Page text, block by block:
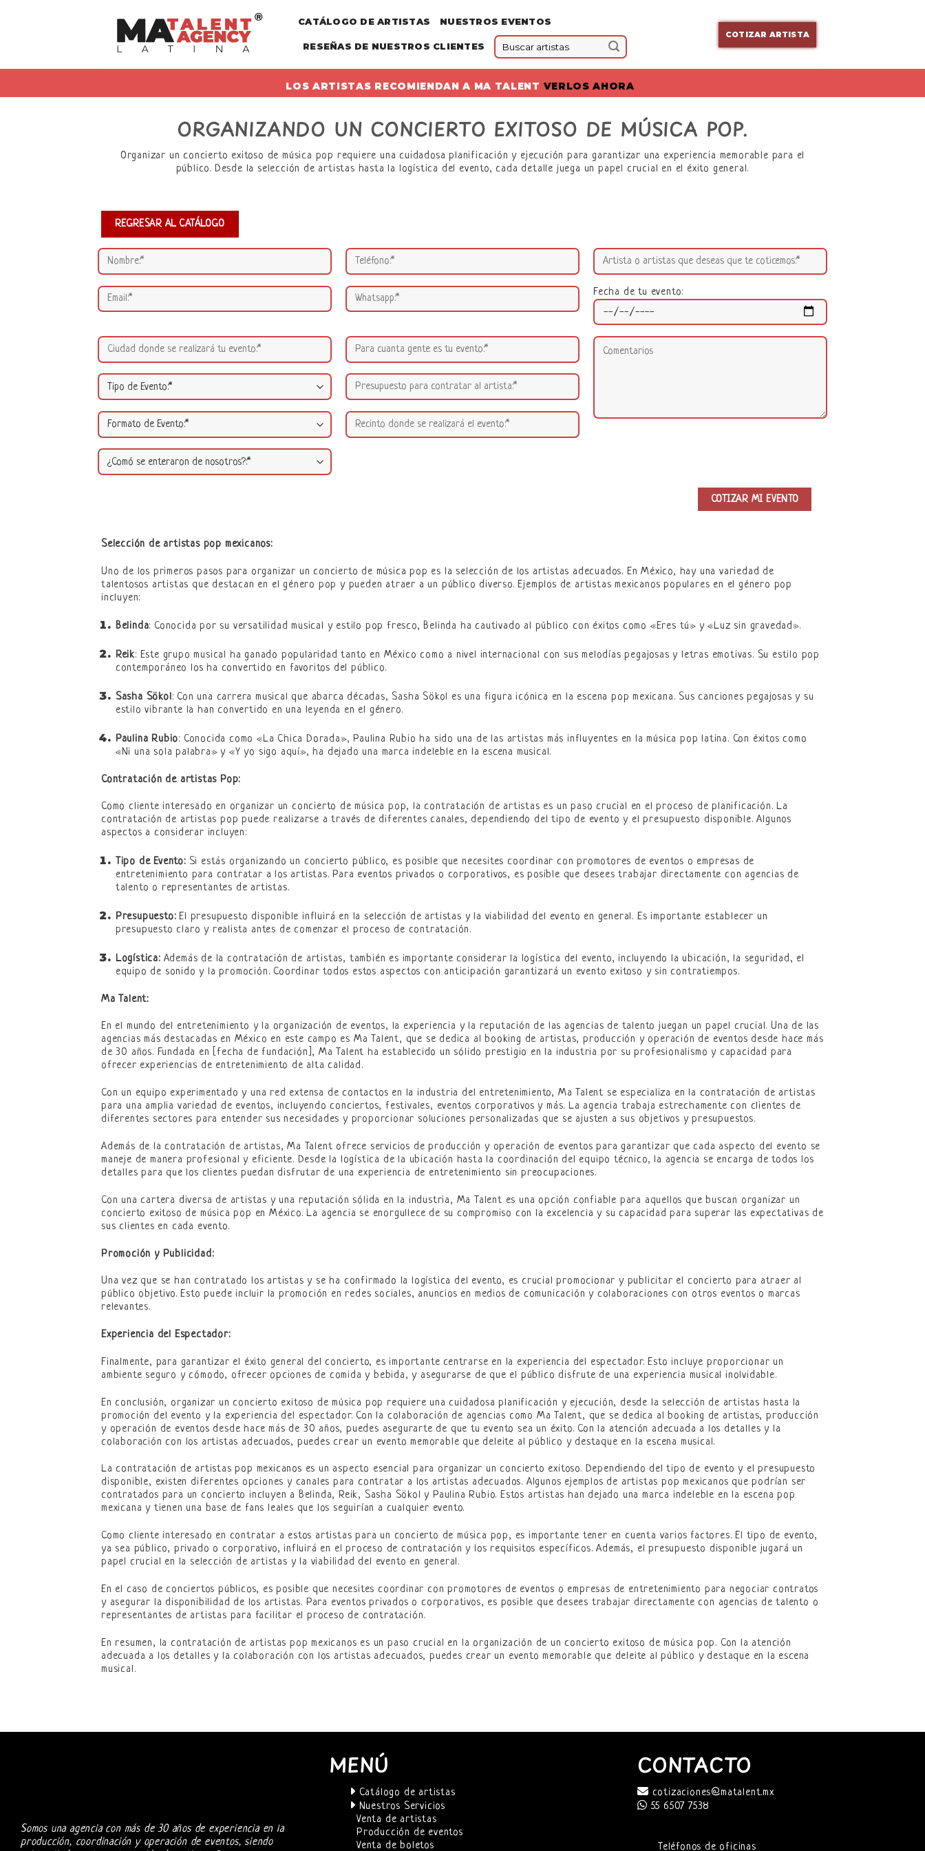
CATÁLOGO DE ARTISTAS NUESTROS EVENTOS
RESEÑAS DE NUESTROS CLIENTES
COTIZAR ARTISTA
LOS ARTISTAS RECOMIENDAN A MA TALENT VERLOS AHORA
ORGANIZANDO UN CONCIERTO EXITOSO DE MÚSICA POP.
Organizar un concierto exitoso de música pop requiere una cuidadosa planificación y ejecución para garantizar una experiencia memorable para el
público. Desde la selección de artistas hasta la logística del evento, cada detalle juega un papel crucial en el éxito general.
REGRESAR AL CATÁLOGO
Fecha de tu evento:
Selección de artistas pop mexicanos:
Uno de los primeros pasos para organizar un concierto de música pop es la selección de los artistas adecuados. En México, hay una variedad de
talentosos artistas que destacan en el género pop y pueden atraer a un público diverso. Ejemplos de artistas mexicanos populares en el género pop
incluyen:
Belinda: Conocida por su versatilidad musical y estilo pop fresco, Belinda ha cautivado al público con éxitos como «Eres tú» y «Luz sin gravedad».
Reik: Este grupo musical ha ganado popularidad tanto en México como a nivel internacional con sus melodías pegajosas y letras emotivas. Su estilo pop
contemporáneo los ha convertido en favoritos del público.
Sasha Sökol: Con una carrera musical que abarca décadas, Sasha Sökol es una figura icónica en la escena pop mexicana. Sus canciones pegajosas y su
estilo vibrante la han convertido en una leyenda en el género.
Paulina Rubio: Conocida como «La Chica Dorada», Paulina Rubio ha sido una de las artistas más influyentes en la música pop latina. Con éxitos como
«Ni una sola palabra» y «Y yo sigo aquí», ha dejado una marca indeleble en la escena musical.
Contratación de artistas Pop:
Como cliente interesado en organizar un concierto de música pop, la contratación de artistas es un paso crucial en el proceso de planificación. La
contratación de artistas pop puede realizarse a través de diferentes canales, dependiendo del tipo de evento y el presupuesto disponible. Algunos
aspectos a considerar incluyen:
Tipo de Evento:Si estás organizando un concierto público, es posible que necesites coordinar con promotores de eventos o empresas de
entretenimiento para contratar a los artistas. Para eventos privados o corporativos, es posible que desees trabajar directamente con agencias de
talento o representantes de artistas.
Presupuesto:El presupuesto disponible influirá en la selección de artistas y la viabilidad del evento en general. Es importante establecer un
presupuesto claro y realista antes de comenzar el proceso de contratación.
Logística:Además de la contratación de artistas, también es importante considerar la logística del evento, incluyendo la ubicación, la seguridad, el
equipo de sonido y la promoción. Coordinar todos estos aspectos con anticipación garantizará un evento exitoso y sin contratiempos.
Ma Talent:
En el mundo del entretenimiento y la organización de eventos, la experiencia y la reputación de las agencias de talento juegan un papel crucial. Una de las
agencias más destacadas en México en este campo es Ma Talent, que se dedica al booking de artistas, producción y operación de eventos desde hace más
de 30 años. Fundada en [fecha de fundación], Ma Talent ha establecido un sólido prestigio en la industria por su profesionalismo y capacidad para
ofrecer experiencias de entretenimiento de alta calidad.
Con un equipo experimentado y una red extensa de contactos en la industria del entretenimiento, Ma Talent se especializa en la contratación de artistas
para una amplia variedad de eventos, incluyendo conciertos, festivales, eventos corporativos y más. La agencia trabaja estrechamente con clientes de
diferentes sectores para entender sus necesidades y proporcionar soluciones personalizadas que se ajusten a sus objetivos y presupuestos.
Además de la contratación de artistas, Ma Talent ofrece servicios de producción y operación de eventos para garantizar que cada aspecto del evento se
maneje de manera profesional y eficiente. Desde la logística de la ubicación hasta la coordinación del equipo técnico, la agencia se encarga de todos los
detalles para que los clientes puedan disfrutar de una experiencia de entretenimiento sin preocupaciones.
Con una cartera diversa de artistas y una reputación sólida en la industria, Ma Talent es una opción confiable para aquellos que buscan organizar un
concierto exitoso de música pop en México. La agencia se enorgullece de su compromiso con la excelencia y su capacidad para superar las expectativas de
sus clientes en cada evento.
Promoción y Publicidad:
Una vez que se han contratado los artistas y se ha confirmado la logística del evento, es crucial promocionar y publicitar el concierto para atraer al
público objetivo. Esto puede incluir la promoción en redes sociales, anuncios en medios de comunicación y colaboraciones con otros eventos o marcas
relevantes.
Experiencia del Espectador:
Finalmente, para garantizar el éxito general del concierto, es importante centrarse en la experiencia del espectador. Esto incluye proporcionar un
ambiente seguro y cómodo, ofrecer opciones de comida y bebida, y asegurarse de que el público disfrute de una experiencia musical inolvidable.
En conclusión, organizar un concierto exitoso de música pop requiere una cuidadosa planificación y ejecución, desde la selección de artistas hasta la
promoción del evento y la experiencia del espectador. Con la colaboración de agencias como Ma Talent, que se dedica al booking de artistas, producción
y operación de eventos desde hace más de 30 años, puedes asegurarte de que tu evento sea un éxito. Con la atención adecuada a los detalles y la
colaboración con los artistas adecuados, puedes crear un evento memorable que deleite al público y destaque en la escena musical.
La contratación de artistas pop mexicanos es un aspecto esencial para organizar un concierto exitoso. Dependiendo del tipo de evento y el presupuesto
disponible, existen diferentes opciones y canales para contratar a los artistas adecuados. Algunos ejemplos de artistas pop mexicanos que podrían ser
contratados para un concierto incluyen a Belinda, Reik, Sasha Sökol y Paulina Rubio. Estos artistas han dejado una marca indeleble en la escena pop
mexicana y tienen una base de fans leales que los seguirían a cualquier evento.
Como cliente interesado en contratar a estos artistas para un concierto de música pop, es importante tener en cuenta varios factores. El tipo de evento,
ya sea público, privado o corporativo, influirá en el proceso de contratación y los requisitos específicos. Además, el presupuesto disponible jugará un
papel crucial en la selección de artistas y la viabilidad del evento en general.
En el caso de conciertos públicos, es posible que necesites coordinar con promotores de eventos o empresas de entretenimiento para negociar contratos
y asegurar la disponibilidad de los artistas. Para eventos privados o corporativos, es posible que desees trabajar directamente con agencias de talento o
representantes de artistas para facilitar el proceso de contratación.
En resumen, la contratación de artistas pop mexicanos es un paso crucial en la organización de un concierto exitoso de música pop. Con la atención
adecuada a los detalles y la colaboración con los artistas adecuados, puedes crear un evento memorable que deleite al público y destaque en la escena
musical.
Somos una agencia con más de 30 años de experiencia en la
producción, coordinación y operación de eventos, siendo
MENÚ
Catálogo de artistas
Nuestros Servicios
Venta de artistas
Producción de eventos
Venta de boletos
CONTACTO
cotizaciones@matalent.mx
55 6507 7538
Teléfonos de oficinas